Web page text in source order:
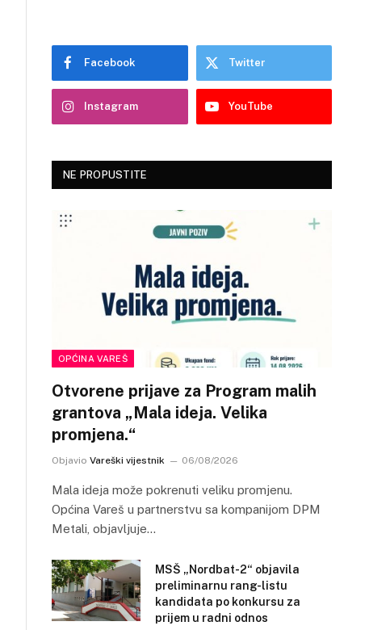
Facebook Twitter
Instagram YouTube
NE PROPUSTITE
OPĆINA VAREŠ
Otvorene prijave za Program malih
grantova „Mala ideja. Velika
promjena.“
Objavio Vareški vijestnik 06/08/2026
Mala ideja može pokrenuti veliku promjenu.
Općina Vareš u partnerstvu sa kompanijom DPM
Metali, objavljuje…
MSŠ „Nordbat-2“ objavila
preliminarnu rang-listu
kandidata po konkursu za
prijem u radni odnos